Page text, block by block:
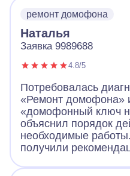
ремонт домофона
Наталья
Заявка 9989688
4.8/5
Потребовалась
«Ремонт домофона»
«домофонный ключ
объяснил порядок
необходимые
получили